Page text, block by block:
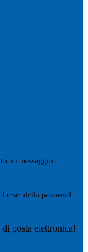
un messaggio
reset della password
posta elettronica!